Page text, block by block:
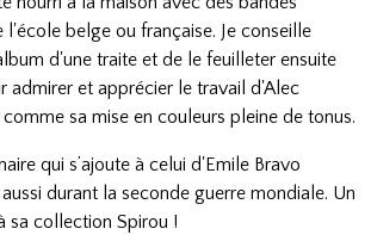
l'école belge ou française. Je conseille
d'une traite et de le feuilleter ensuite
admirer et apprécier le travail d'Alec
sa mise en couleurs pleine de tonus.
qui s’ajoute à celui d'Emile Bravo
durant la seconde guerre mondiale. Un
sa collection Spirou !